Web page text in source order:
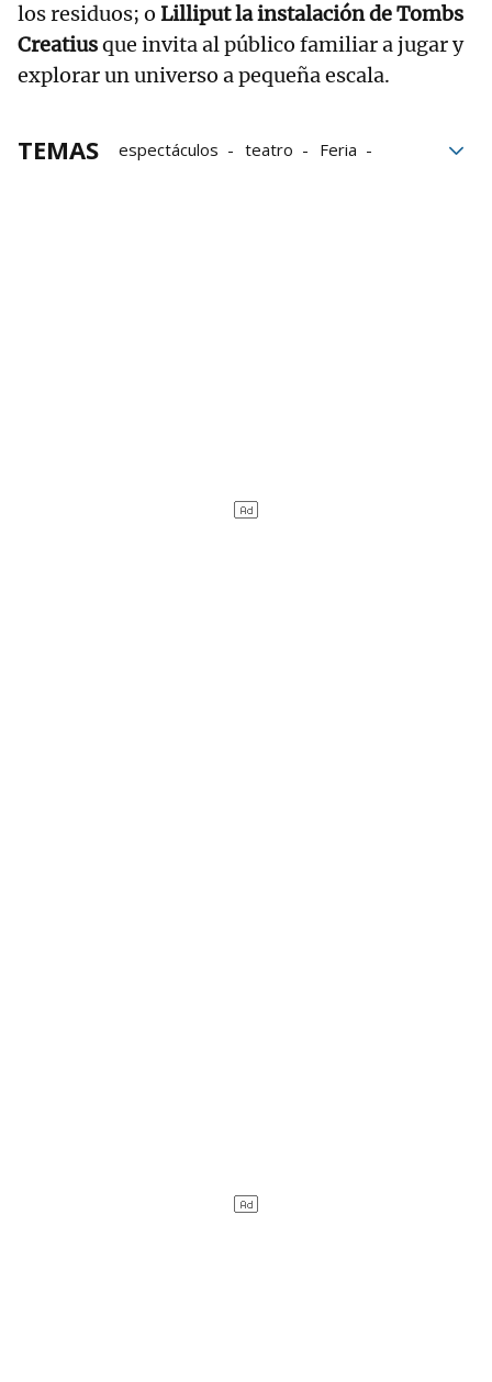
los residuos; o Lilliput la instalación de Tombs
Creatiusque invita al público familiar a jugar y
explorar un universo a pequeña escala.
TEMAS espectáculos teatro
Feria